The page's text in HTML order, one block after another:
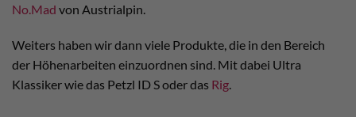
No.Mad von Austrialpin.
Weiters haben wir dann viele Produkte, die in den Bereich
der Höhenarbeiten einzuordnen sind. Mit dabei Ultra
Klassiker wie das Petzl ID S oder das Rig.